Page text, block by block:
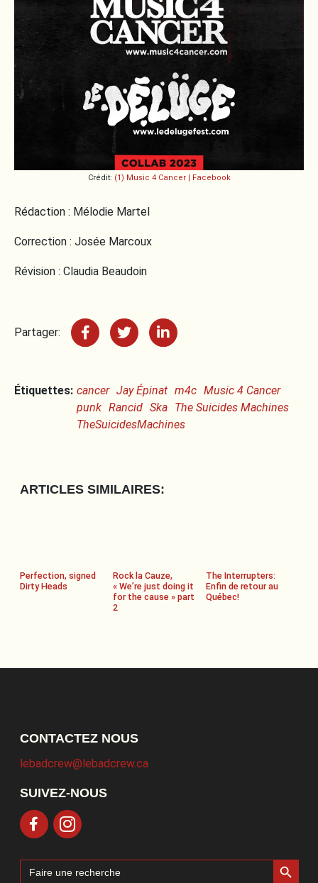
Crédit: (1) Music 4 Cancer | Facebook
Rédaction : Mélodie Martel
Correction : Josée Marcoux
Révision : Claudia Beaudoin
Partager:
Étiquettes: cancer Jay Épinat m4c Music 4 Cancer
punk Rancid Ska The Suicides Machines
TheSuicidesMachines
ARTICLES SIMILAIRES:
Perfection, signed
Dirty Heads
Rock la Cauze,
« We’re just doing it
for the cause » part
2
The Interrupters:
Enfin de retour au
Québec!
CONTACTEZ NOUS
lebadcrew@lebadcrew.ca
SUIVEZ-NOUS
Search
for:
Search Button